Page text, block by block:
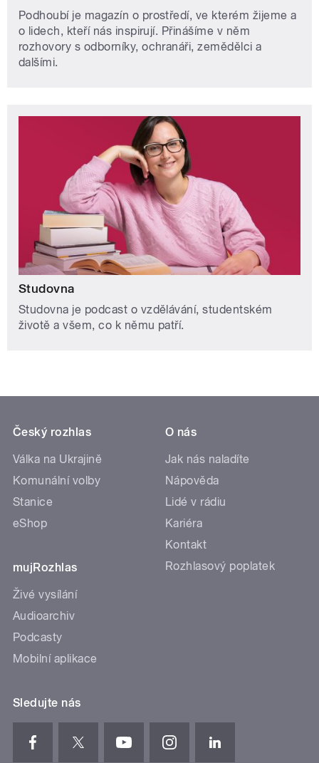
Podhoubí je magazín o prostředí, ve kterém žijeme a
o lidech, kteří nás inspirují. Přinášíme v něm
rozhovory s odborníky, ochranáři, zemědělci a
dalšími.
Studovna
Studovna je podcast o vzdělávání, studentském
životě a všem, co k němu patří.
Český rozhlas
Válka na Ukrajině
Komunální volby
Stanice
eShop
mujRozhlas
Živé vysílání
Audioarchiv
Podcasty
Mobilní aplikace
O nás
Jak nás naladíte
Nápověda
Lidé v rádiu
Kariéra
Kontakt
Rozhlasový poplatek
Sledujte nás